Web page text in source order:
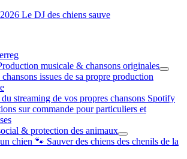
musicale & chansons originales
chansons issues de sa propre production
streaming de vos propres chansons Spotify
sur commande pour particuliers et
& protection des animaux
chien 🐾 Sauver des chiens des chenils de la